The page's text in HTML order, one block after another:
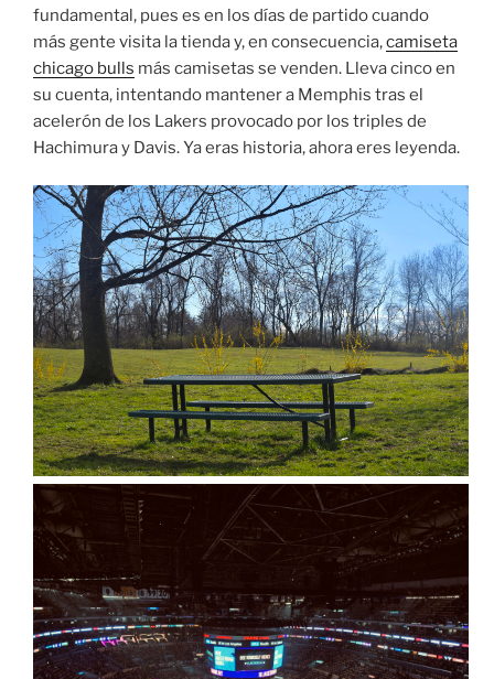
fundamental, pues es en los días de partido cuando
más gente visita la tienda y, en consecuencia,camiseta
chicago bulls más camisetas se venden. Lleva cinco en
su cuenta, intentando mantener a Memphis tras el
acelerón de los Lakers provocado por los triples de
Hachimura y Davis. Ya eras historia, ahora eres leyenda.